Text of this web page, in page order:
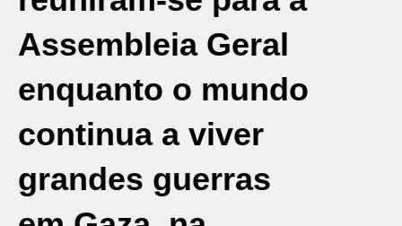
Assembleia Geral
enquanto o mundo
continua a viver
grandes guerras